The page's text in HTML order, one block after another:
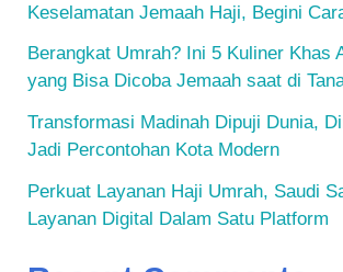
Keselamatan Jemaah Haji, Begini
Berangkat Umrah? Ini 5 Kuliner Khas
yang Bisa Dicoba Jemaah saat di
Transformasi Madinah Dipuji Dunia,
Jadi Percontohan Kota Modern
Perkuat Layanan Haji Umrah, Saudi
Layanan Digital Dalam Satu Platform